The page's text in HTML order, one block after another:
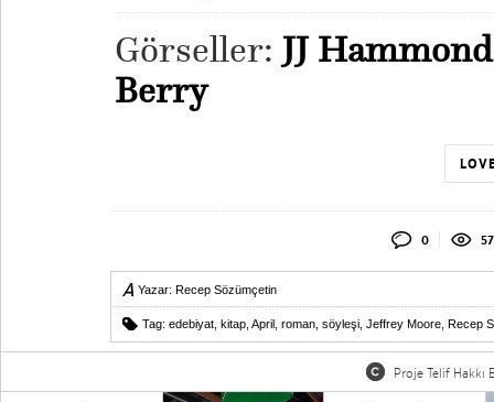
Görseller: JJ Hammond
Berry
0
Yazar: Recep Sözümçetin
Tag: edebiyat, kitap, April , roman, söyleşi, Jeffrey Moore, Recep
Proje Telif Hakkı